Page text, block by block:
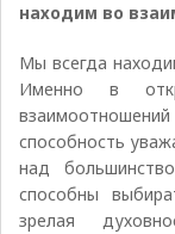
находим во
Мы всегда
Именно в
способность
над
способны
зрелая